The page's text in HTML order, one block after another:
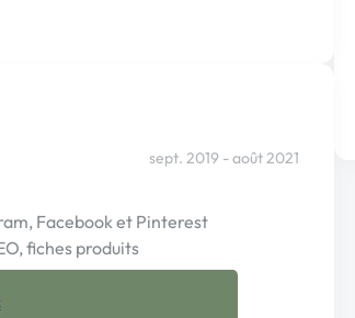
sept. 2019 - août 2021
Facebook et Pinterest
fiches produits